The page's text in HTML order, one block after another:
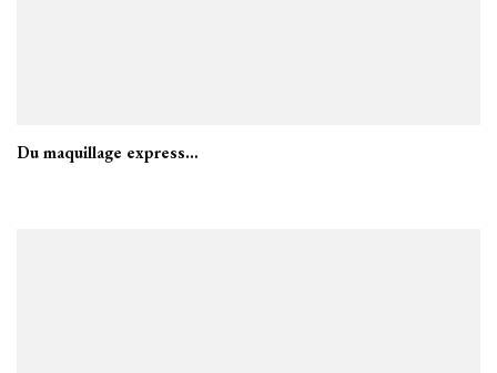
Du maquillage express…